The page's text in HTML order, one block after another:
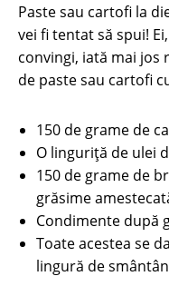
Paste sau cartofi la
vei fi tentat să spui!
convingi, iată mai jos
de paste sau cartofi
150 de grame de
O linguriță de ulei
150 de grame de
grăsime
Condimente după
Toate acestea se
lingură de